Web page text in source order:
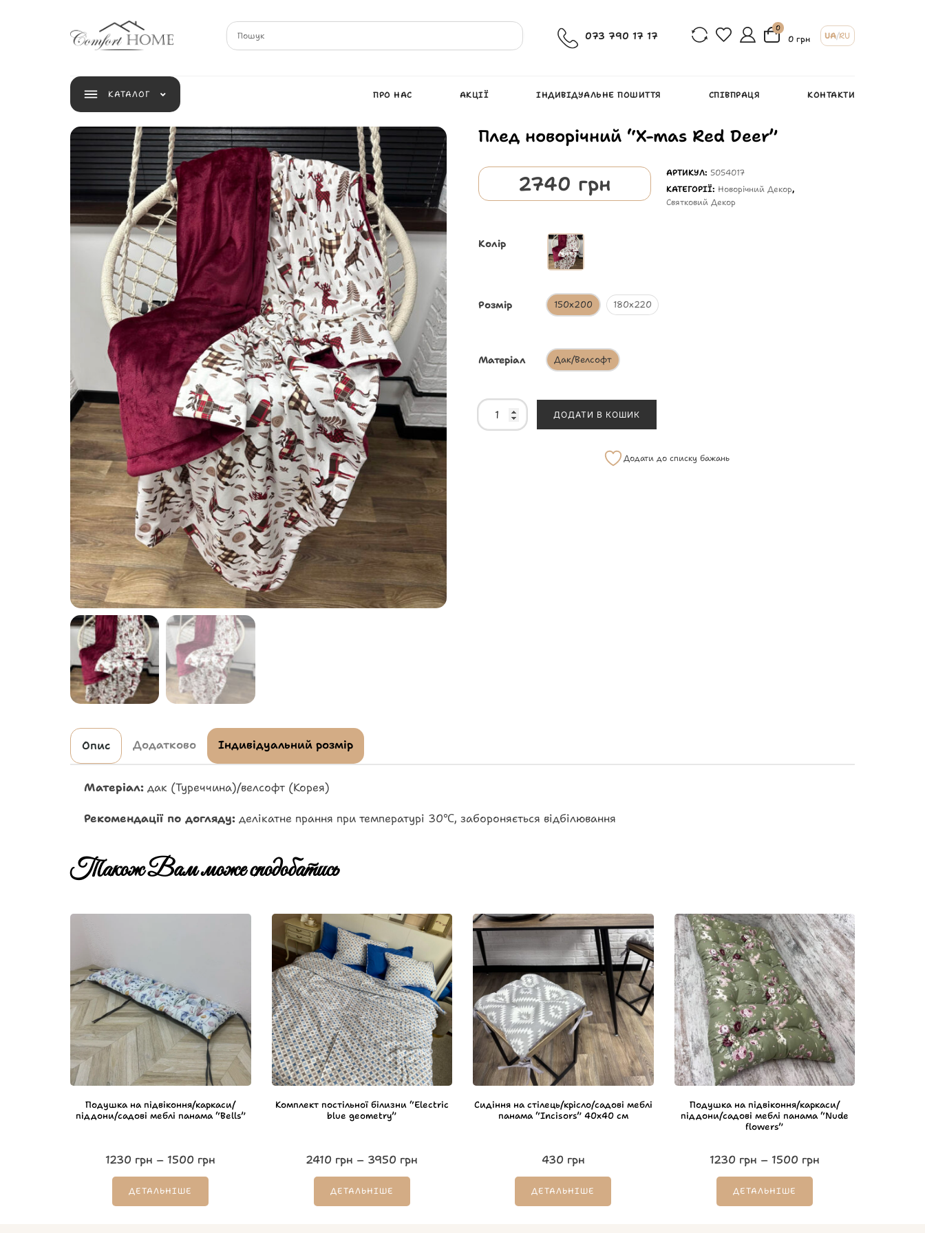
073 790 17 17
0
0 грн UA/RU
КАТАЛОГ ПРО НАС АКЦІЇ ІНДИВІДУАЛЬНЕ ПОШИТТЯ СПІВПРАЦЯ КОНТАКТИ
Плед новорічний “X-mas Red Deer”
2740 грн АРТИКУЛ: 5054017
КАТЕГОРІЇ: Новорічний Декор,
Святковий Декор
Колір
Розмір 150х200 180х220
Матеріал Дак/Велсофт
ДОДАТИ В КОШИК
Додати до списку бажань
Опис Додатково Індивідуальний розмір
Матеріал: дак (Туреччина)/велсофт (Корея)
Рекомендації по догляду: делікатне прання при температурі 30℃, забороняється відбілювання
Також Вам може сподобатись
Подушка на підвіконня/каркаси/
піддони/садові меблі панама “Bells”
1230 грн – 1500 грн
ДЕТАЛЬНІШЕ
Комплект постільної білизни “Electriс
blue geometry”
2410 грн – 3950 грн
ДЕТАЛЬНІШЕ
Сидіння на стілець/крісло/садові меблі
панама “Incisors” 40х40 см
430 грн
ДЕТАЛЬНІШЕ
Подушка на підвіконня/каркаси/
піддони/садові меблі панама “Nude
flowers”
1230 грн – 1500 грн
ДЕТАЛЬНІШЕ